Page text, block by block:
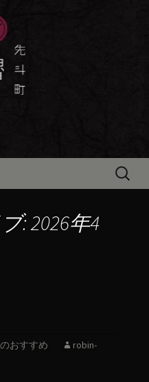
料理・和食
）」の公式ブ
で美味しい季節
の「魯ビン（ろ
のお知らせや、お
報をおとどけしま
検
: 2026年4
おすすめ
robin-